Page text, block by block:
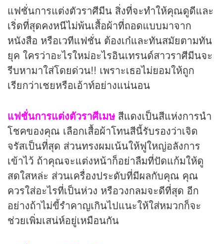
แฟชั่นการแต่งตัวราศีมีน สิ่งที่จะทำให้คุณดูดีและ
เริ่ดที่สุดคงหนีไม่พ้นเสื้อผ้าที่ถอดแบบมาจาก
หนังสือ หรือเวทีแฟชั่น ต้องเก๋และทันสมัยตามทัน
ยุค ใครว่าอะไรใหม่อะไรอินเทรนด์สาวราศีมีนจะ
รีบหามาใส่โดยด่วน!! เพราะเธอไม่ยอมให้ถูก
เรียกว่าเชยหรือเอ้าท์อย่างแน่นอน
แฟชั่นการแต่งตัวราศีเมษสีแดงเป็นสีแห่งการนำ
โชคของคุณ เลือกเสื้อผ้าโทนสีนี้รับรองว่าเจิด
จรัสเป็นที่สุด ส่วนทรงผมเน้นให้ฟูใหญ่อลังการ
เข้าไว้ ถ้าคุณจะแต่งหน้าก็อย่าลืมที่ปัดแก้มให้ดู
สดใสหล่ะ ส่วนเครื่องประดับที่มีผลกับคุณ คุณ
ควรใส่อะไรที่เป็นห่วง หรือวงกลมจะดีที่สุด อีก
อย่างถ้าไม่ขี้รำคาญเกินไปแนะให้ใส่หมวกก็จะ
ช่วยเพิ่มเสน่ห์อยู่เหมือนกัน